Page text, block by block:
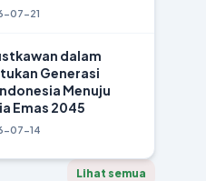
07-21
dalam
Generasi
Menuju
Emas 2045
07-14
Lihat semua